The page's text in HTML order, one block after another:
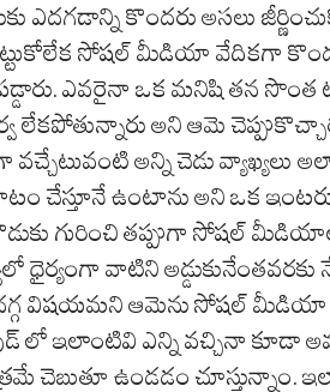
ఎదగడాన్ని కొందరు అసలు
తట్టుకోలేక సోషల్ మీడియా వేదికగా
ఎవరైనా ఒక మనిషి తన
లేకపోతున్నారు అని ఆమె
అన్ని చెడు వ్యాఖ్యలు
చేస్తూనే ఉంటాను అని ఒక
గురించి తప్పుగా సోషల్
ధైర్యంగా వాటిని అడ్డుకునేంతవరకు
విషయమని ఆమెను సోషల్ మీడియా
లో ఇలాంటివి ఎన్ని వచ్చినా కూడా
చెబుతూ ఉండడం